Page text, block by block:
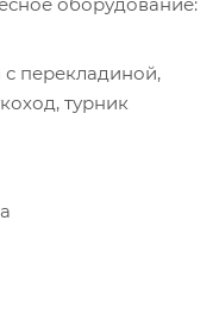
с перекладиной,
турник